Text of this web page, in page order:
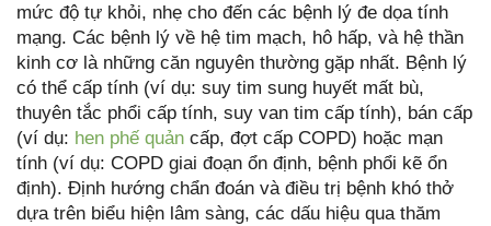
mức độ tự khỏi, nhẹ cho đến các bệnh lý đe dọa tính
mạng. Các bệnh lý về hệ tim mạch, hô hấp, và hệ thần
kinh cơ là những căn nguyên thường gặp nhất. Bệnh lý
có thể cấp tính (ví dụ: suy tim sung huyết mất bù,
thuyên tắc phổi cấp tính, suy van tim cấp tính), bán cấp
(ví dụ: hen phế quản cấp, đợt cấp COPD) hoặc mạn
tính (ví dụ: COPD giai đoạn ổn định, bệnh phổi kẽ ổn
định). Định hướng chẩn đoán và điều trị bệnh khó thở
dựa trên biểu hiện lâm sàng, các dấu hiệu qua thăm